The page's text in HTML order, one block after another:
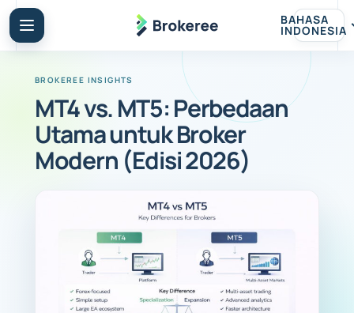
BAHASA
INDONESIA
MT4 vs. MT5: Perbedaan
Utama untuk Broker
Modern (Edisi 2026)